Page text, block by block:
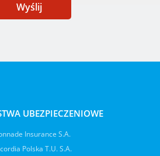
Wyślij
UBEZPIECZENIOWE
Insurance S.A.
Polska T.U. S.A.